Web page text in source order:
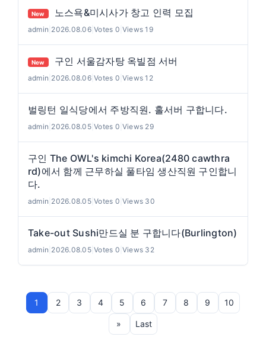
New 노스욕&미시사가 창고 인력 모집
admin 2026.08.06|Votes 0 |Views 19
New 구인 서울감자탕 옥빌점 서버
admin 2026.08.06|Votes 0 |Views 12
벌링턴 일식당에서 주방직원. 홀서버 구합니다.
admin 2026.08.05|Votes 0 |Views 29
구인 The OWL's kimchi Korea(2480 cawthra
rd)에서 함께 근무하실 풀타임 생산직원 구인합니
다.
admin 2026.08.05|Votes 0 |Views 30
Take-out Sushi만드실 분 구합니다(Burlington)
admin 2026.08.05|Votes 0 |Views 32
1 2 3 4 5 6 7 8 9 10
» Last